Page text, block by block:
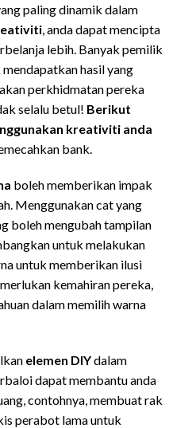
paling dinamik dalam
, anda dapat mencipta
lebih. Banyak pemilik
hasil yang
perkhidmatan pereka
selalu betul! Berikut
kreativiti anda
bank.
boleh memberikan impak
Menggunakan cat yang
boleh mengubah tampilan
untuk melakukan
untuk memberikan ilusi
kemahiran pereka,
dalam memilih warna
elemen DIYdalam
dapat membantu anda
contohnya, membuat rak
perabot lama untuk